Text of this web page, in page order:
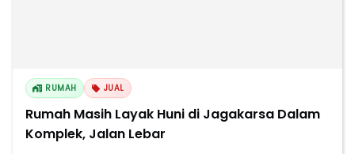
RUMAH JUAL
Rumah Masih Layak Huni di Jagakarsa Dalam
Komplek, Jalan Lebar